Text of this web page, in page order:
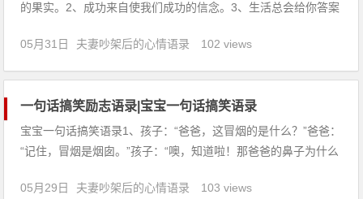
的果实。2、成功来自使我们成功的信念。3、生活总会给你答案
好，总在你不经意的时候，盛装莅临。4、没有糟糕的事情，只
有糟糕的心情。5、不如意的时候不要尽往悲伤里钻，想想有笑
05月31日 夫妻吵架后的心情语录 102 views
一句话搞笑励志语录|宝宝一句话搞笑语录
宝宝一句话搞笑语录1、孩子：“爸爸，这冒烟的是什么？”爸爸：
“记住，冒烟是烟囱。”孩子：“噢，知道啦！那爸爸的鼻子为什么
然冒出一句：我是大美
05月29日 夫妻吵架后的心情语录 103 views